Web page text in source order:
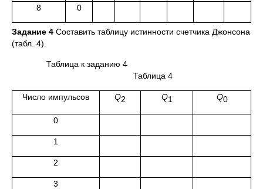
8 0
Задание 4 Составить таблицу истинности счетчика Джонсона
(табл. 4).
Таблица к заданию 4
Таблица 4
Число импульсов Q2 Q1 Q0
0
1
2
3